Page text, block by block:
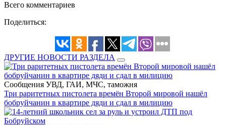
Всего комментариев
Поделиться:
ДРУГИЕ НОВОСТИ РАЗДЕЛА
Сообщения УВД, ГАИ, МЧС, таможня
Три раритетных пистолета времён Второй мировой нашёл
бобруйчанин в квартире дяди и сдал в милицию